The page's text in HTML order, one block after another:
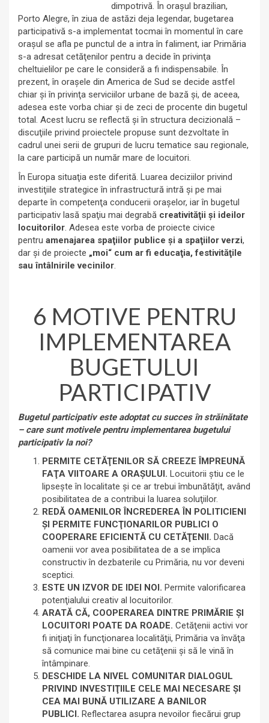
dimpotrivă. În oraşul brazilian,
Porto Alegre, în ziua de astăzi deja legendar, bugetarea
participativă s-a implementat tocmai în momentul în care
oraşul se afla pe punctul de a intra în faliment, iar Primăria
s-a adresat cetăţenilor pentru a decide în privinţa
cheltuielilor pe care le consideră a fi indispensabile. În
prezent, în oraşele din America de Sud se decide astfel
chiar şi în privinţa serviciilor urbane de bază şi, de aceea,
adesea este vorba chiar şi de zeci de procente din bugetul
total. Acest lucru se reflectă şi în structura decizională –
discuţiile privind proiectele propuse sunt dezvoltate în
cadrul unei serii de grupuri de lucru tematice sau regionale,
la care participă un număr mare de locuitori.
În Europa situaţia este diferită. Luarea deciziilor privind
investiţiile strategice în infrastructură intră şi pe mai
departe în competenţa conducerii oraşelor, iar în bugetul
participativ lasă spaţiu mai degrabă creativităţii şi ideilor
locuitorilor . Adesea este vorba de proiecte civice
pentru amenajarea spaţiilor publice şi a spaţiilor verzi,
dar şi de proiecte „moi“ cum ar fi educaţia, festivităţile
sau întâlnirile vecinilor
6 MOTIVE PENTRU
IMPLEMENTAREA
BUGETULUI
PARTICIPATIV
Bugetul participativ este adoptat cu succes în străinătate
– care sunt motivele pentru implementarea bugetului
participativ la noi?
PERMITE CETĂŢENILOR SĂ CREEZE ÎMPREUNĂ
FAŢA VIITOARE A ORAŞULUI. Locuitorii ştiu ce le
lipseşte în localitate şi ce ar trebui îmbunătăţit, având
posibilitatea de a contribui la luarea soluţiilor.
REDĂ OAMENILOR ÎNCREDEREA ÎN POLITICIENI
ŞI PERMITE FUNCŢIONARILOR PUBLICI O
COOPERARE EFICIENTĂ CU CETĂŢENII. Dacă
oamenii vor avea posibilitatea de a se implica
constructiv în dezbaterile cu Primăria, nu vor deveni
sceptici.
ESTE UN IZVOR DE IDEI NOI. Permite valorificarea
potenţialului creativ al locuitorilor.
ARATĂ CĂ, COOPERAREA DINTRE PRIMĂRIE ŞI
LOCUITORI POATE DA ROADE. Cetăţenii activi vor
fi iniţiaţi în funcţionarea localităţii, Primăria va învăţa
să comunice mai bine cu cetăţenii şi să le vină în
întâmpinare.
DESCHIDE LA NIVEL COMUNITAR DIALOGUL
PRIVIND INVESTIŢIILE CELE MAI NECESARE ŞI
CEA MAI BUNĂ UTILIZARE A BANILOR
PUBLICI. Reflectarea asupra nevoilor fiecărui grup